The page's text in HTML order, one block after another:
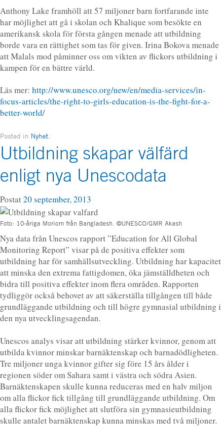
Anthony Lake framhöll att 57 miljoner barn fortfarande inte
har möjlighet att gå i skolan och Khalique som besökte en
amerikansk skola för första gången menade att utbildning
borde vara en rättighet som tas för given. Irina Bokova menade
att Malals mod påminner oss om vikten av flickors utbildning i
kampen för en bättre värld.
Läs mer: http://www.unesco.org/new/en/media-services/in-
focus-articles/the-right-to-girls-education-is-the-fight-for-a-
better-world/
Posted in Nyhet.
Utbildning skapar välfärd
enligt nya Unescodata
Postat20 september, 2013
Foto: 10-åriga Moriom från Bangladesh. ©UNESCO/GMR Akash
Nya data från Unescos rapport ”Education for All Global
Monitoring Report” visar på de positiva effekter som
utbildning har för samhällsutveckling. Utbildning har kapacitet
att minska den extrema fattigdomen, öka jämställdheten och
bidra till positiva effekter inom flera områden. Rapporten
tydliggör också behovet av att säkerställa tillgången till både
grundläggande utbildning och till högre gymnasial utbildning i
den nya utvecklingsagendan.
Unescos analys visar att utbildning stärker kvinnor, genom att
utbilda kvinnor minskar barnäktenskap och barnadödligheten.
Tre miljoner unga kvinnor gifter sig före 15 års ålder i
regionen söder om Sahara samt i västra och södra Asien.
Barnäktenskapen skulle kunna reduceras med en halv miljon
om alla flickor fick tillgång till grundläggande utbildning. Om
alla flickor fick möjlighet att slutföra sin gymnasieutbildning
skulle antalet barnäktenskap kunna minskas med två miljoner.